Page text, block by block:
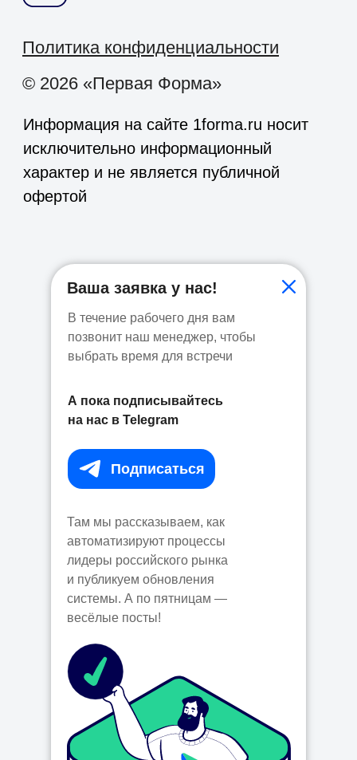
В течение рабочего дня вам
позвонит наш менеджер, чтобы
выбрать время для встречи
Ваша заявка у нас!
А пока подписывайтесь
на нас в Telegram
Там мы рассказываем, как
автоматизируют процессы
лидеры российского рынка
и публикуем обновления
системы. А по пятницам —
весёлые посты!
Подписаться⠀